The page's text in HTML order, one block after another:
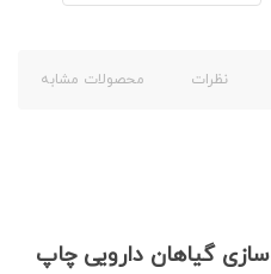
نظرات محصولات مشابه
گیاهان دارویی چاپ